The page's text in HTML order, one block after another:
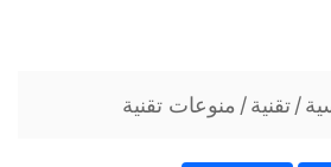
/تقنية/ منوعات تقنية